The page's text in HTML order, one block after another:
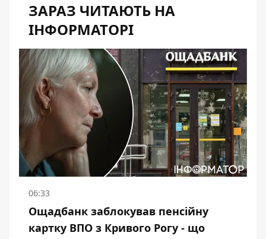
ЗАРАЗ ЧИТАЮТЬ НА
ІНФОРМАТОРІ
06:33
Ощадбанк заблокував пенсійну
картку ВПО з Кривого Рогу - що